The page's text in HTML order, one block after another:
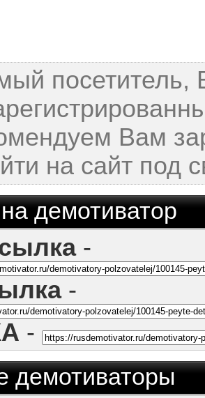
посетитель,
Вам
на сайт под
демотиватор
-
-
-
демотиваторы